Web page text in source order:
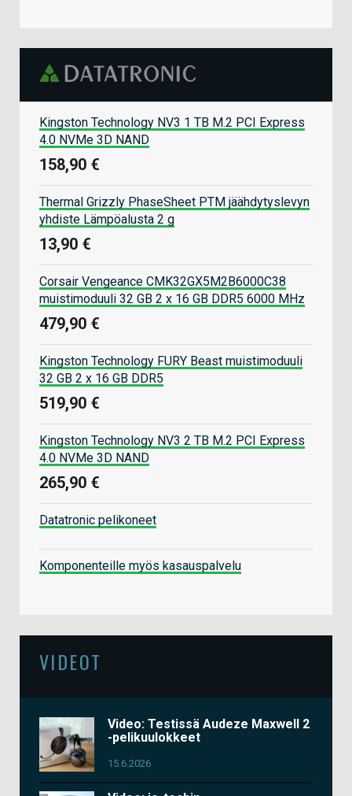
Kingston Technology NV3 1 TB M.2 PCI Express
4.0 NVMe 3D NAND
158,90 €
Thermal Grizzly PhaseSheet PTM jäähdytyslevyn
yhdiste Lämpöalusta 2 g
13,90 €
Corsair Vengeance CMK32GX5M2B6000C38
muistimoduuli 32 GB 2 x 16 GB DDR5 6000 MHz
479,90 €
Kingston Technology FURY Beast muistimoduuli
32 GB 2 x 16 GB DDR5
519,90 €
Kingston Technology NV3 2 TB M.2 PCI Express
4.0 NVMe 3D NAND
265,90 €
Datatronic pelikoneet
Komponenteille myös kasauspalvelu
VIDEOT
Video: Testissä Audeze Maxwell 2
-pelikuulokkeet
15.6.2026